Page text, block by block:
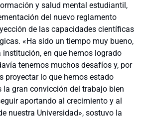
y salud mental estudiantil,
del nuevo reglamento
de las capacidades científicas
«Ha sido un tiempo muy bueno,
institución, en que hemos logrado
tenemos muchos desafíos y, por
proyectar lo que hemos estado
la gran convicción del trabajo bien
aportando al crecimiento y al
nuestra Universidad», sostuvo la